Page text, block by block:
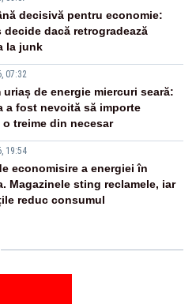
decisivă pentru economie:
decide dacă retrogradează
la junk
07:32
uriaș de energie miercuri seară:
a fost nevoită să importe
o treime din necesar
19:54
economisire a energiei în
Magazinele sting reclamele, iar
reduc consumul